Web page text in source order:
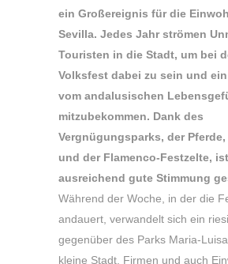
ein Großereignis für die
Sevilla. Jedes Jahr strömen
Touristen in die Stadt, um bei
Volksfest dabei zu sein und
vom andalusischen
mitzubekommen. Dank des
Vergnügungsparks, der
und der Flamenco-Festzelte,
ausreichend gute Stimmung
Während der Woche, in der die
andauert, verwandelt sich ein
gegenüber des Parks Maria-
kleine Stadt. Firmen und auch